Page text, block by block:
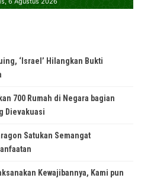
‘Israel’ Hilangkan Bukti
700 Rumah di Negara bagian
Dievakuasi
Satukan Semangat
Kewajibannya, Kami pun